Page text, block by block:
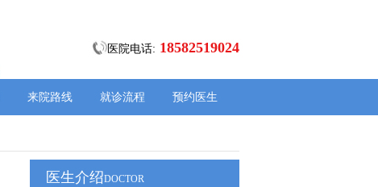
医院电话: 18582519024
来院路线 就诊流程 预约医生
医生介绍DOCTOR